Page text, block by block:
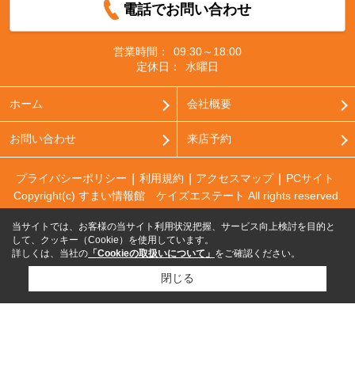
電話でお問い合わせ
営業時間：
09:30～18:00
定休日：
水曜日
ホーム 会社概要
お問い合わせ 来店予約
プライバシーポリシー 利用規約 アクセスマップ
PCサイト
Copyright(c) すまい情報館 ケイズエステート All rights reserved.
当サイトでは、お客様の当サイト利用状況把握、サービス向上検討を目的と
して、クッキー（Cookie）を使用しています。
詳しくは、当社の 「Cookieの取扱いについて」 をご確認ください。
閉じる